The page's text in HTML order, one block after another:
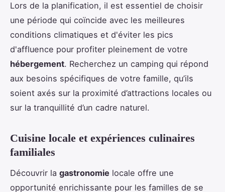
Lors de la planification, il est essentiel de choisir
une période qui coïncide avec les meilleures
conditions climatiques et d'éviter les pics
d'affluence pour profiter pleinement de votre
hébergement. Recherchez un camping qui répond
aux besoins spécifiques de votre famille, qu’ils
soient axés sur la proximité d’attractions locales ou
sur la tranquillité d’un cadre naturel.
Cuisine locale et expériences culinaires
familiales
Découvrir la gastronomie locale offre une
opportunité enrichissante pour les familles de se